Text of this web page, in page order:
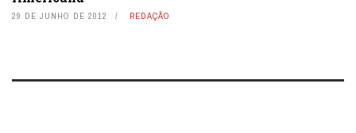
29 DE JUNHO DE 2012 REDAÇÃO